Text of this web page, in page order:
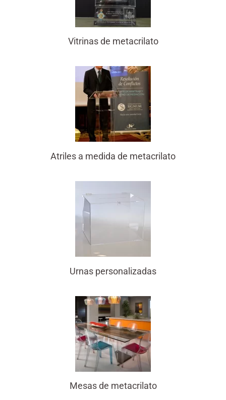
Vitrinas de metacrilato
Atriles a medida de metacrilato
Urnas personalizadas
Mesas de metacrilato